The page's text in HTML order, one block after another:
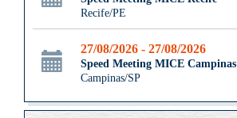
Recife/PE
27/08/2026 - 27/08/2026
Speed Meeting MICE Campinas
Campinas/SP